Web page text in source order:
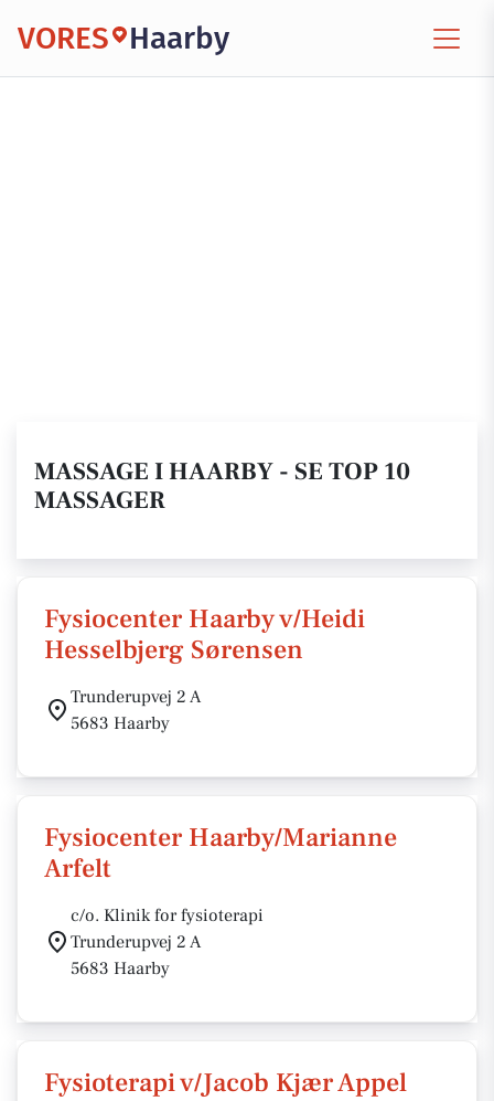
VORES Haarby
MASSAGE I HAARBY - SE TOP 10
MASSAGER
Fysiocenter Haarby v/Heidi
Hesselbjerg Sørensen
Trunderupvej 2 A
5683 Haarby
Fysiocenter Haarby/Marianne
Arfelt
c/o. Klinik for fysioterapi
Trunderupvej 2 A
5683 Haarby
Fysioterapi v/Jacob Kjær Appel